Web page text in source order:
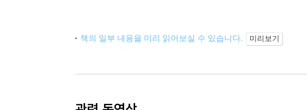
책의 일부 내용을 미리 읽어보실 수 있습니다. 미리보기